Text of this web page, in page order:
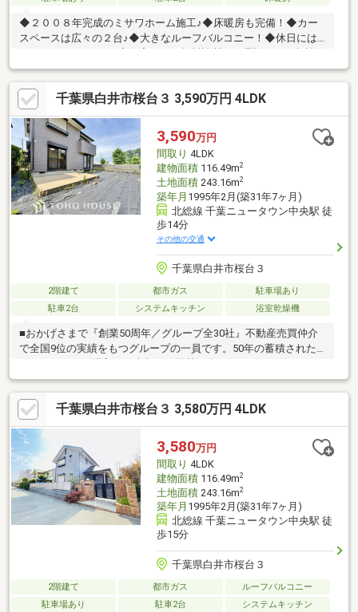
◆２００８年完成のミサワホーム施工♪◆床暖房も完備！◆カー
スペースは広々の２台♪◆大きなルーフバルコニー！◆休日には
可能です！◆ファイナンシャルプランナーも無料でご紹介致しま
す♪◆現在お持ちの不動産を無料で査定させて頂きます！◆不動
産に関するご不安が有れば是非解消させて下さい♪「皆様からのお
問い合わせお待ち申しております＼(^o^)／」
千葉県白井市桜台３ 3,590万円 4LDK
3,590万円
間取り 4LDK
建物面積116.49m2
土地面積243.16m2
築年月 1995年2月(築31年7ヶ月)
北総線 千葉ニュータウン中央駅 徒
歩14分
その他の交通
千葉県白井市桜台３
2階建て 都市ガス
駐車場あり
駐車2台
システムキッチン 浴室乾燥機
■おかげさまで『創業50周年／グループ全30社』不動産売買仲介
で全国9位の実績をもつグループの一員です。50年の蓄積された
ノウハウで、ご購入・ご売却・お買替え全てをサポート致しま
す。■選ばれ続けて「お客様の声」2000件以上突破！多くの信頼
と感謝の言葉を頂く、実績と信頼の東宝ハウス船橋にお任せくだ
さい。■独自のFP相談【未来カレンダー】資金計画の漠然とした
不安を『見える化』して幸せな未来へのスタートを切りましょ
う。■業界初の無料アフターサポート【TOHO HOUSE CLUB】ご
購入後もお客様の『住まい』と『暮らし』の安心・安全を無料で
守ります。お気軽にお問合せ下さい！
千葉県白井市桜台３ 3,580万円 4LDK
3,580万円
間取り 4LDK
建物面積116.49m2
土地面積243.16m2
築年月 1995年2月(築31年7ヶ月)
北総線 千葉ニュータウン中央駅 徒
歩15分
千葉県白井市桜台３
2階建て 都市ガス
ルーフバルコニー
駐車場あり
駐車2台 システムキッチン